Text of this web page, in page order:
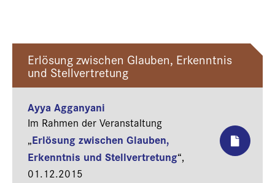
Erlösung zwischen Glauben, Erkenntnis
und Stellvertretung
Ayya Agganyani
Im Rahmen der Veranstaltung
„Erlösung zwischen Glauben,
Erkenntnis und Stellvertretung“,
01.12.2015